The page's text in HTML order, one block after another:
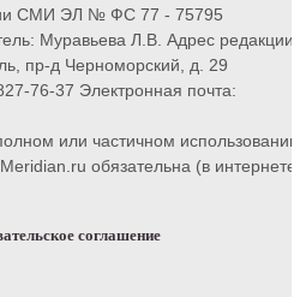
СМИ ЭЛ № ФС 77 - 75795
Муравьева Л.В. Адрес
пр-д Черноморский, д. 29
76-37 Электронная почта:
или частичном
обязательна (в
соглашение